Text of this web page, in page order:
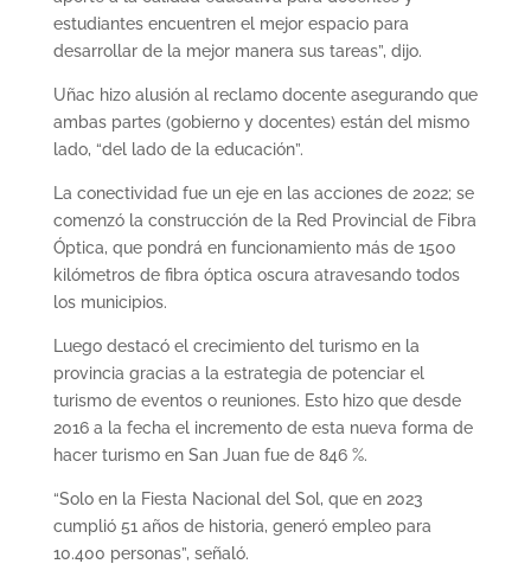
estudiantes encuentren el mejor espacio para
desarrollar de la mejor manera sus tareas”, dijo.
Uñac hizo alusión al reclamo docente asegurando que
ambas partes (gobierno y docentes) están del mismo
lado, “del lado de la educación”.
La conectividad fue un eje en las acciones de 2022; se
comenzó la construcción de la Red Provincial de Fibra
Óptica, que pondrá en funcionamiento más de 1500
kilómetros de fibra óptica oscura atravesando todos
los municipios.
Luego destacó el crecimiento del turismo en la
provincia gracias a la estrategia de potenciar el
turismo de eventos o reuniones. Esto hizo que desde
2016 a la fecha el incremento de esta nueva forma de
hacer turismo en San Juan fue de 846 %.
“Solo en la Fiesta Nacional del Sol, que en 2023
cumplió 51 años de historia, generó empleo para
10.400 personas”, señaló.